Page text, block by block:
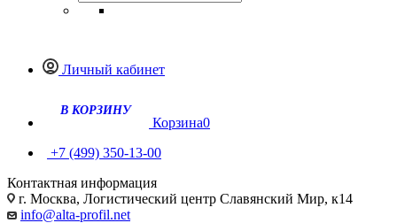
Личный кабинет
Корзина0
+7 (499) 350-13-00
Контактная информация
г. Москва, Логистический центр Славянский Мир, к14
info@alta-profil.net